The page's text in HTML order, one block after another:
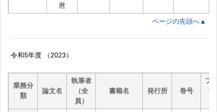
麿
ページの先頭へ▲
令和5年度 （2023）
業務分
類
論文名
執筆者
（全
員）
書籍名 発行所 巻号
フ
サ